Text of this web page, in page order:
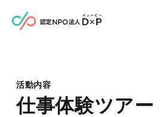
活動内容
仕事体験ツアー